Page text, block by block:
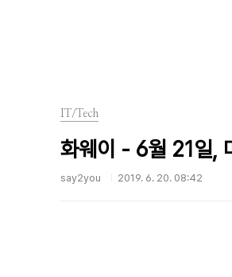
IT/Tech
화웨이 - 6월 21일,
say2you 2019. 6. 20. 08:42